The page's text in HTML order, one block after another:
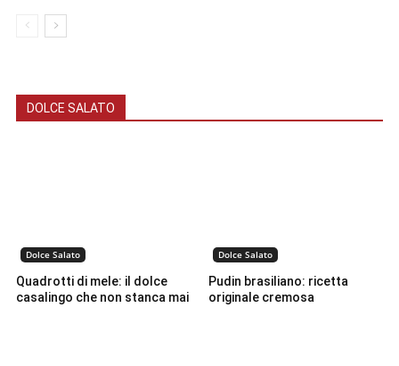
DOLCE SALATO
Dolce Salato
Quadrotti di mele: il dolce
casalingo che non stanca mai
Dolce Salato
Pudin brasiliano: ricetta
originale cremosa